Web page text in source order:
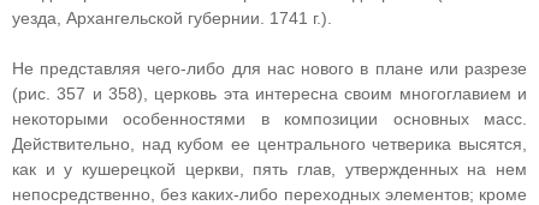
уезда, Архангельской губернии. 1741 г.).
Не представляя чего-либо для нас нового в плане или разрезе
(рис. 357 и 358), церковь эта интересна своим многоглавием и
некоторыми особенностями в композиции основных масс.
Действительно, над кубом ее центрального четверика высятся,
как и у кушерецкой церкви, пять глав, утвержденных на нем
непосредственно, без каких-либо переходных элементов; кроме